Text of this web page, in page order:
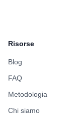
Testing
Inoltre:
Risorse
Blog
FAQ
Metodologia
Chi siamo